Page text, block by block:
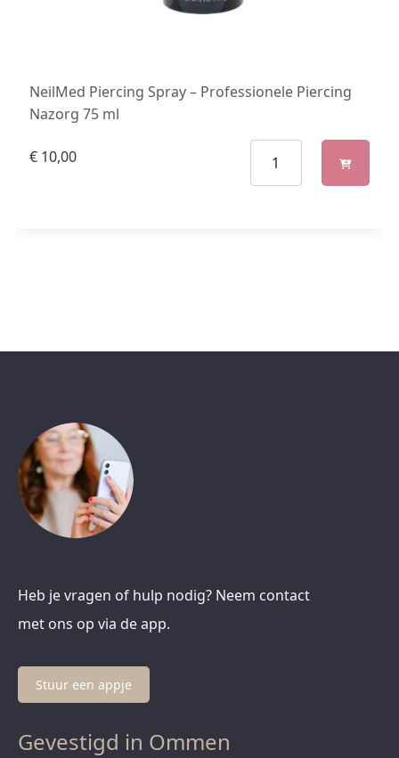
NeilMed Piercing Spray – Professionele Piercing
Nazorg 75 ml
€ 10,00
Heb je vragen of hulp nodig? Neem contact
met ons op via de app.
Stuur een appje
Gevestigd in Ommen